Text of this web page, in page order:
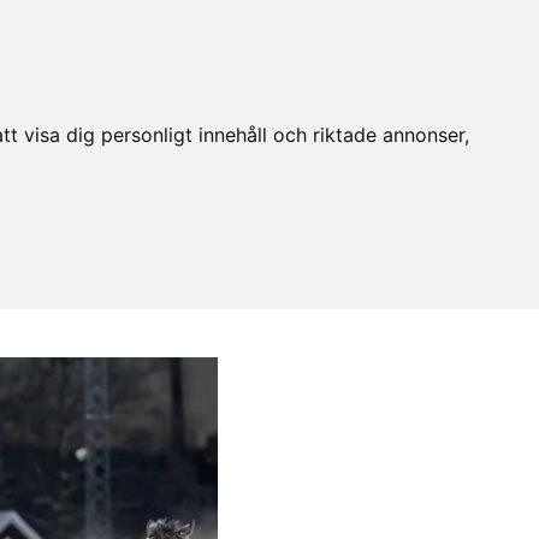
visa dig personligt innehåll och riktade annonser,